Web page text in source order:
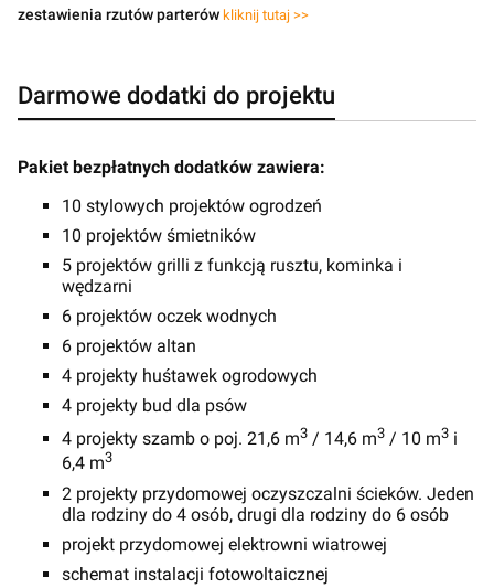
zestawienia rzutów parterów kliknij tutaj >>
Darmowe dodatki do projektu
Pakiet bezpłatnych dodatków zawiera:
10 stylowych projektów ogrodzeń
10 projektów śmietników
5 projektów grilli z funkcją rusztu, kominka i
wędzarni
6 projektów oczek wodnych
6 projektów altan
4 projekty huśtawek ogrodowych
4 projekty bud dla psów
4 projekty szamb o poj. 21,6 m3 / 14,6 m3 / 10 m3 i
6,4 m3
2 projekty przydomowej oczyszczalni ścieków. Jeden
dla rodziny do 4 osób, drugi dla rodziny do 6 osób
projekt przydomowej elektrowni wiatrowej
schemat instalacji fotowoltaicznej